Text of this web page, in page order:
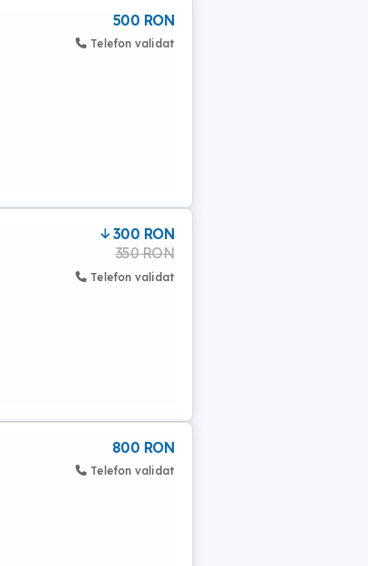
500 RON
Telefon validat
300 RON
350 RON
Telefon validat
800 RON
Telefon validat